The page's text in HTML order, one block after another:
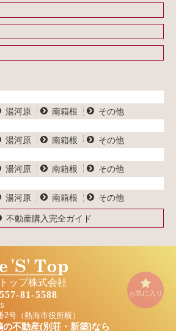
方
方
ー
湯河原 南箱根
その他
湯河原 南箱根
その他
湯河原 南箱根
その他
湯河原 南箱根 その他
不動産購入完全ガイド
お気に入り
ップ株式会社
81-5588
号（熱海市役所横）
不動産(別荘・新築)なら